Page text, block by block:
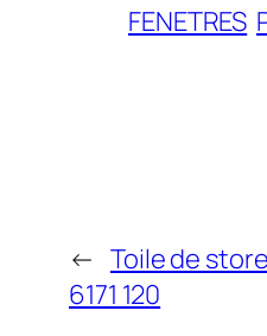
FENETRES
← Toile de
6171 120